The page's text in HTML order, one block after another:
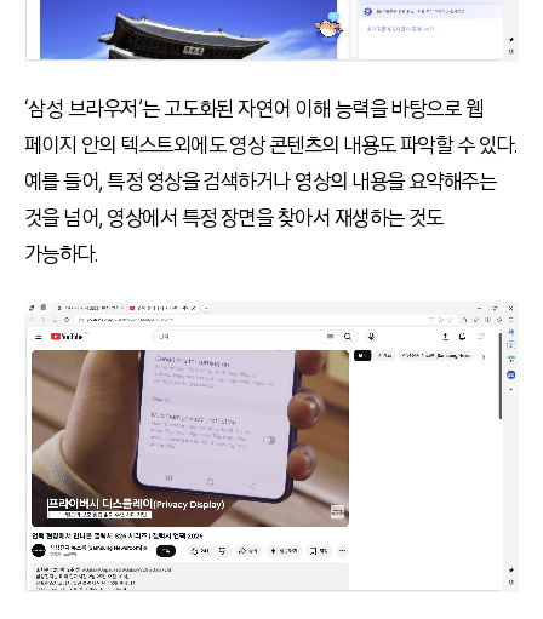
‘삼성 브라우저’는 고도화된 자연어 이해 능력을 바탕으로 웹
페이지 안의 텍스트외에도 영상 콘텐츠의 내용도 파악할 수 있다.
예를 들어, 특정 영상을 검색하거나 영상의 내용을 요약해주는
것을 넘어, 영상에서 특정 장면을 찾아서 재생하는 것도
가능하다.